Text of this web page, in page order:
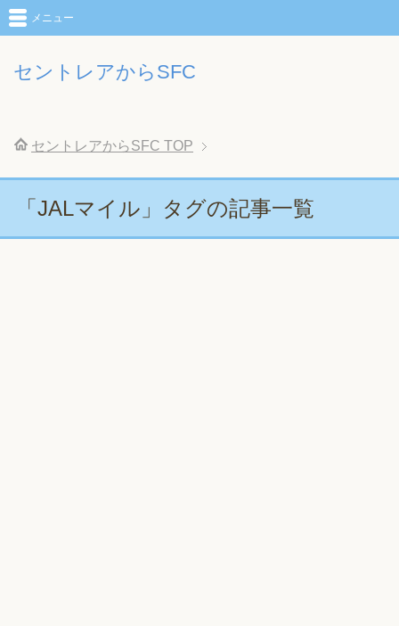
セントレアからSFC
メニュー
セントレアからSFC TOP
「JALマイル」タグの記事一覧